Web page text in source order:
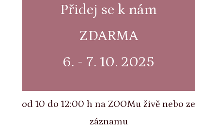
Přidej se k nám
ZDARMA
6. - 7. 10. 2025
od 10 do 12:00 h na ZOOMu živě nebo ze
záznamu